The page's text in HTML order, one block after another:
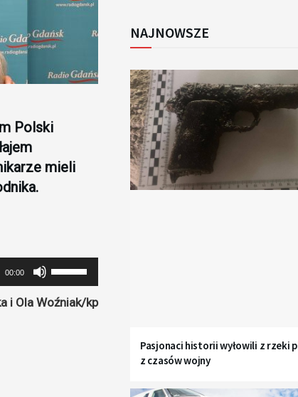
Polski
mieli
00:00
strzałek
do
i Ola Woźniak/kp
NAJNOWSZE
Pasjonaci historii wyłowili z rzeki
z czasów wojny